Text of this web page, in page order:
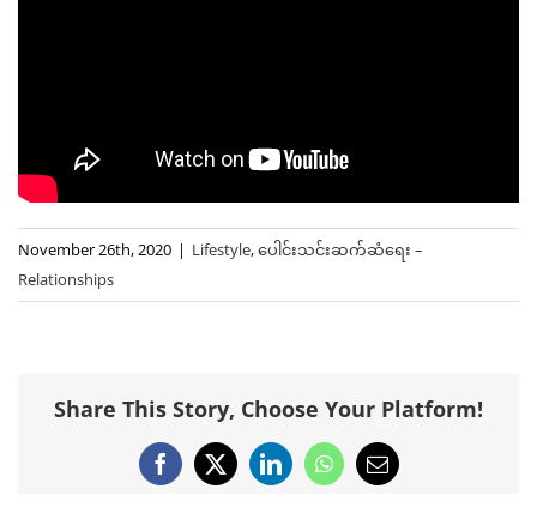
November 26th, 2020 | Lifestyle,ပေါင်းသင်းဆက်ဆံရေး –
Relationships
Share This Story, Choose Your Platform!
Facebook
X LinkedInWhatsApp
Email